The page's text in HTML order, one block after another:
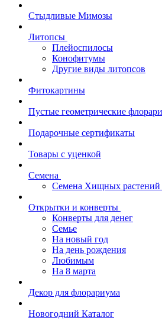
Стыдливые Мимозы
Литопсы
Плейоспилосы
Конофитумы
Другие виды литопсов
Фитокартины
Пустые геометрические
Подарочные сертификаты
Товары с уценкой
Семена
Семена Хищных растений
Открытки и конверты
Конверты для денег
Семье
На новый год
На день рождения
Любимым
На 8 марта
Декор для флорариума
Новогодний Каталог